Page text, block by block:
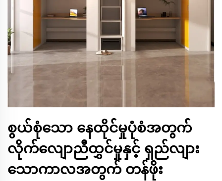
စွယ်စုံသော နေထိုင်မှုပုံစံအတွက်
လိုက်လျောညီထွှင်မှုနှင့် ရှည်လျား
သောကာလအတွက် တန်ဖိုး